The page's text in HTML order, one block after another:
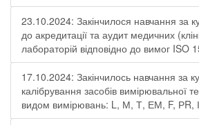
23.10.2024: Закінчилося навчання за
до акредитації та аудит медичних
лабораторій відповідно до вимог ISO
17.10.2024: Закінчилось навчання за
калібрування засобів вимірювальної
видом вимірювань: L, М, Т, ЕМ, F, РR,